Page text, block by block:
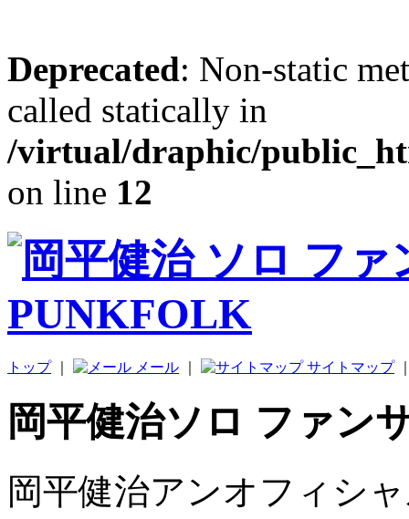
Deprecated: Non-static
called statically in
/virtual/draphic/
on line 12
トップ｜ メール サイトマップ
岡平健治ソロ ファン
岡平健治アンオフィシ